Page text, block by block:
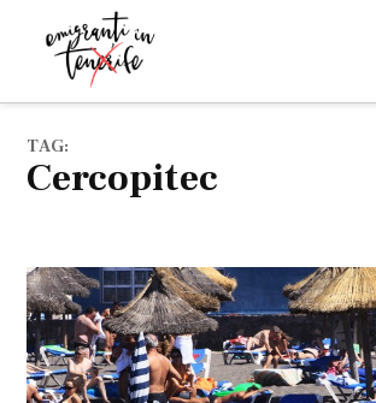
in
TAG:
cercopitec